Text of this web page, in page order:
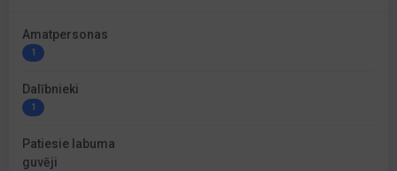
Amatpersonas
1
Dalībnieki
1
Patiesie labuma
guvēji